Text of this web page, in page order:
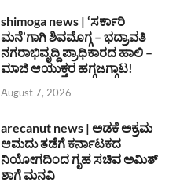
shimoga news | ‘ಸರ್ಕಾರಿ
ಮನೆ’ಗಾಗಿ ಶಿವಮೊಗ್ಗ – ಭದ್ರಾವತಿ
ನಗರಾಭಿವೃದ್ದಿ ಪ್ರಾಧಿಕಾರದ ಹಾಲಿ –
ಮಾಜಿ ಆಯುಕ್ತರ ಹಗ್ಗಜಗ್ಗಾಟ!
August 7, 2026
arecanut news | ಅಡಕೆ ಅಕ್ರಮ
ಆಮದು ತಡೆಗೆ ಕರ್ನಾಟಕದ
ನಿಯೋಗದಿಂದ ಗೃಹ ಸಚಿವ ಅಮಿತ್
ಶಾಗೆ ಮನವಿ